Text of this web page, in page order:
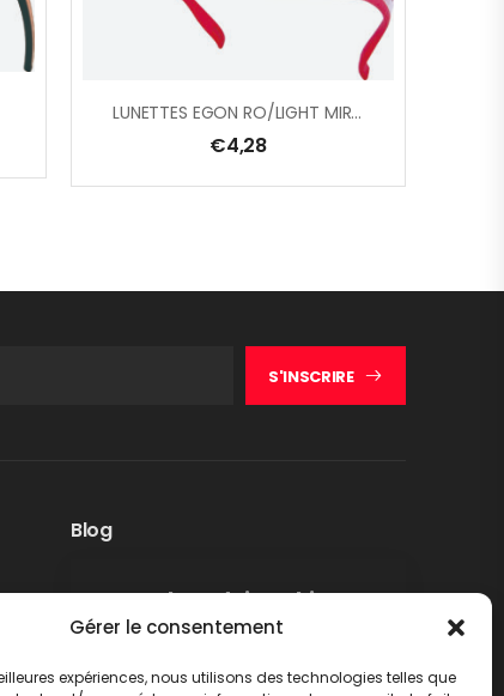
Gérer le consentement
expériences, nous utilisons des technologies telles que
LUNETTES EGON RO/LIGHT MIRROR
€4,28
S'INSCRIRE
Blog
Rappel produit Makita –
Pompe à graisse DGP180
LIRE PLUS